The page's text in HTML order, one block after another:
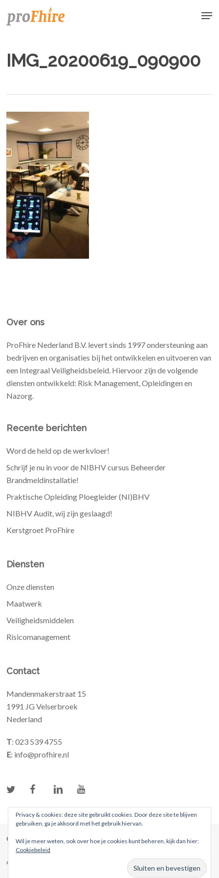
IMG_20200619_090900
Over ons
ProFhire Nederland B.V. levert sinds 1997 ondersteuning aan
bedrijven en organisaties bij het ontwikkelen en uitvoeren van
een Integraal Veiligheidsbeleid. Hiervoor zijn de volgende
diensten ontwikkeld: Risk Management, Opleidingen en
Nazorg.
Recente berichten
Word de held op de werkvloer!
Schrijf je nu in voor de NIBHV cursus Beheerder
Brandmeldinstallatie!
Praktische Opleiding Ploegleider (NI)BHV
NIBHV Audit, wij zijn geslaagd!
Kerstgroet ProFhire
Diensten
Onze diensten
Maatwerk
Veiligheidsmiddelen
Risicomanagement
Contact
Mandenmakerstraat 15
1991 JG Velserbroek
Nederland
T: 023 539 4755
E: info@profhire.nl
© 2026 ProFhire. Alle rechten voorbehouden
Algemene voorwaarden
Privacybeleid
Privacy & cookies: deze site gebruikt cookies. Door deze site te blijven
gebruiken, ga je akkoord met het gebruik hiervan.
Wil je meer weten, ook over hoe je cookies kunt beheren, kijk dan hier:
Cookiebeleid